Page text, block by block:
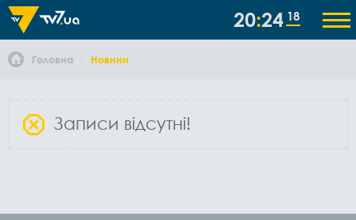
20 24 18
Головна Новини
Записи відсутні!